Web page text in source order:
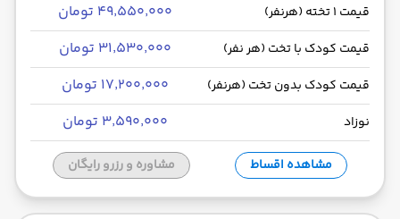
قیمت 1 تخته (هرنفر) ۴۹٬۵۵۰٬۰۰۰ تومان
قیمت کودک با تخت (هر نفر) ۳۱٬۵۳۰٬۰۰۰ تومان
قیمت کودک بدون تخت (هرنفر) ۱۷٬۲۰۰٬۰۰۰ تومان
نوزاد ۳٬۵۹۰٬۰۰۰ تومان
مشاهده اقساط مشاوره و رزرو رایگان